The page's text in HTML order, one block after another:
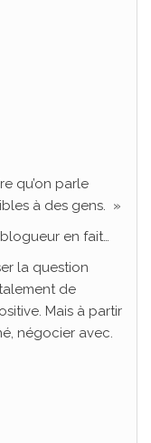
qu’on parle
à des gens. »
en fait…
la question
de
Mais à partir
négocier avec.